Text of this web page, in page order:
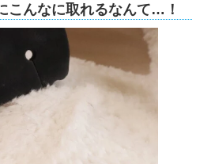
こんなに取れるなんて…！